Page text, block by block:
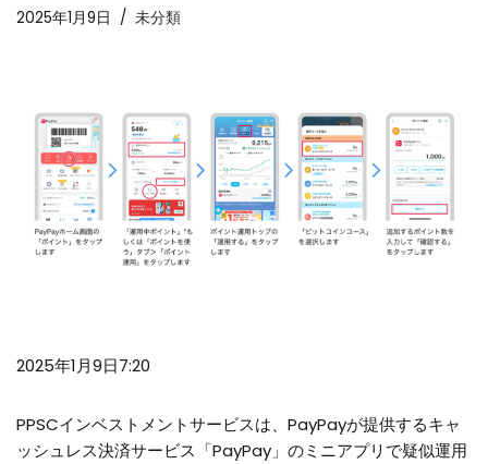
2025年1月9日 未分類
2025年1月9日7:20
PPSCインベストメントサービスは、PayPayが提供するキャ
ッシュレス決済サービス「PayPay」のミニアプリで疑似運用